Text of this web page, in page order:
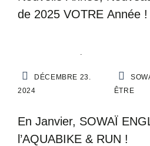
de 2025 VOTRE Année !
MOTIVATION
TOUS LES
DÉCEMBRE 23.
2024
ÊTRE
En Janvier, SOWAÏ
l’AQUABIKE & RUN !